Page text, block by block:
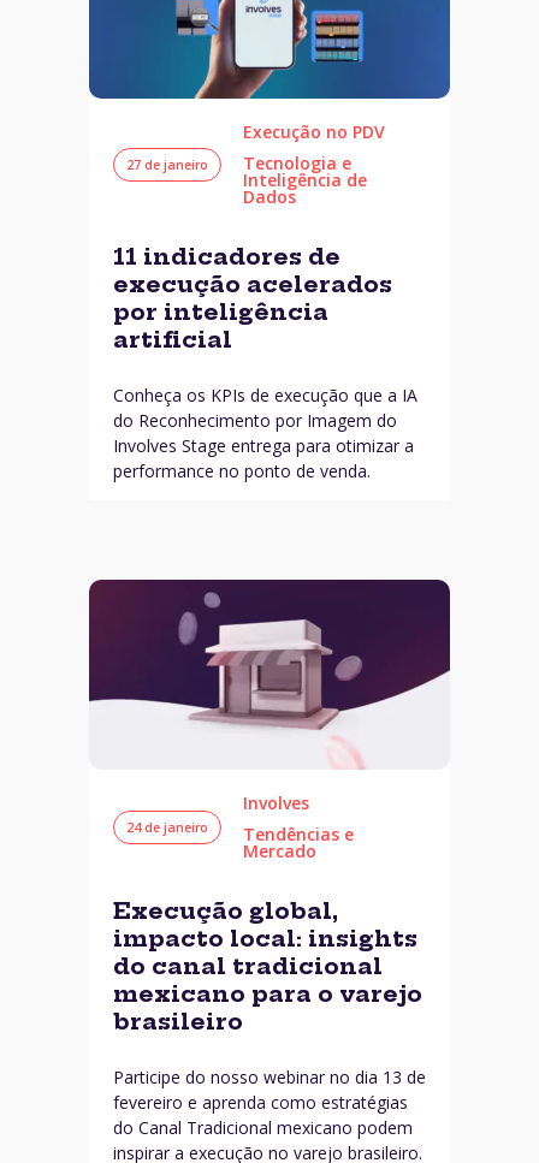
27 de janeiro
Execução no PDV
Tecnologia e
Inteligência de
Dados
11 indicadores de
execução acelerados
por inteligência
artificial
Conheça os KPIs de execução que a IA
do Reconhecimento por Imagem do
Involves Stage entrega para otimizar a
performance no ponto de venda.
24 de janeiro
Involves
Tendências e
Mercado
Execução global,
impacto local: insights
do canal tradicional
mexicano para o varejo
brasileiro
Participe do nosso webinar no dia 13 de
fevereiro e aprenda como estratégias
do Canal Tradicional mexicano podem
inspirar a execução no varejo brasileiro.